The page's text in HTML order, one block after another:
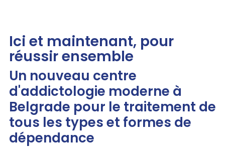
Ici et maintenant, pour
réussir ensemble
Un nouveau centre
d'addictologie moderne à
Belgrade pour le traitement de
tous les types et formes de
dépendance